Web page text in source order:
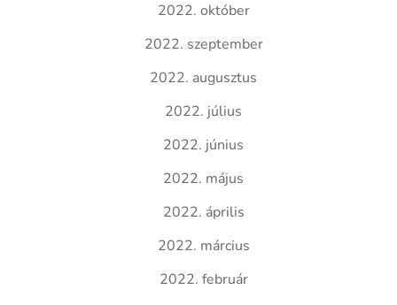
2022. október
2022. szeptember
2022. augusztus
2022. július
2022. június
2022. május
2022. április
2022. március
2022. február